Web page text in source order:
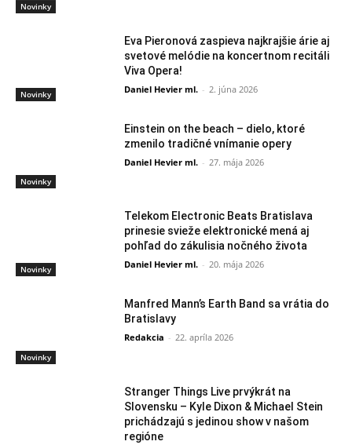
Novinky
Novinky
Eva Pieronová zaspieva najkrajšie árie aj
svetové melódie na koncertnom recitáli
Viva Opera!
Daniel Hevier ml. - 2. júna 2026
Novinky
Einstein on the beach – dielo, ktoré
zmenilo tradičné vnímanie opery
Daniel Hevier ml. - 27. mája 2026
Novinky
Telekom Electronic Beats Bratislava
prinesie svieže elektronické mená aj
pohľad do zákulisia nočného života
Daniel Hevier ml. - 20. mája 2026
Novinky
Manfred Mann’s Earth Band sa vrátia do
Bratislavy
Redakcia - 22. apríla 2026
Stranger Things Live prvýkrát na
Slovensku – Kyle Dixon & Michael Stein
prichádzajú s jedinou show v našom
regióne